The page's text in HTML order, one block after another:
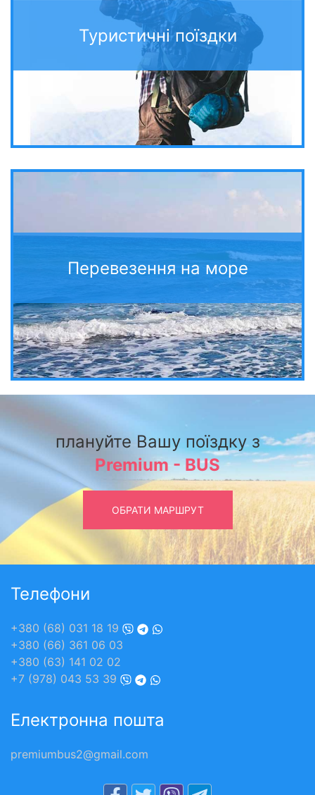
Туристичні поїздки
Перевезення на море
плануйте Вашу поїздку з
Premium - BUS
ОБРАТИ МАРШРУТ
Телефони
+380 (68) 031 18 19
+380 (66) 361 06 03
+380 (63) 141 02 02
+7 (978) 043 53 39
Електронна пошта
premiumbus2@gmail.com